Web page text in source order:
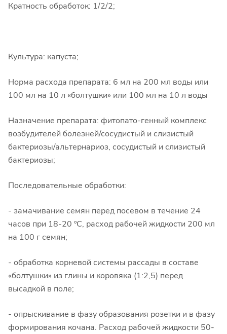
Кратность обработок: 1/2/2;
Культура: капуста;
Норма расхода препарата: 6 мл на 200 мл воды или
100 мл на 10 л «болтушки» или 100 мл на 10 л воды
Назначение препарата: фитопато-генный комплекс
возбудителей болезней/сосудистый и слизистый
бактериозы/альтернариоз, сосудистый и слизистый
бактериозы;
Последовательные обработки:
- замачивание семян перед посевом в течение 24
часов при 18-20 ºС, расход рабочей жидкости 200 мл
на 100 г семян;
- обработка корневой системы рассады в составе
«болтушки» из глины и коровяка (1:2,5) перед
высадкой в поле;
- опрыскивание в фазу образования розетки и в фазу
формирования кочана. Расход рабочей жидкости 50-